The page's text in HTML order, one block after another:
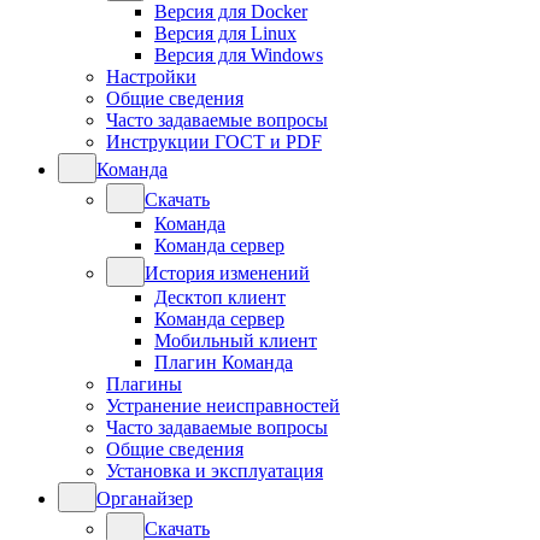
Версия для Docker
Версия для Linux
Версия для Windows
Настройки
Общие сведения
Часто задаваемые вопросы
Инструкции ГОСТ и PDF
Команда
Скачать
Команда
Команда сервер
История изменений
Десктоп клиент
Команда сервер
Мобильный клиент
Плагин Команда
Плагины
Устранение неисправностей
Часто задаваемые вопросы
Общие сведения
Установка и эксплуатация
Органайзер
Скачать